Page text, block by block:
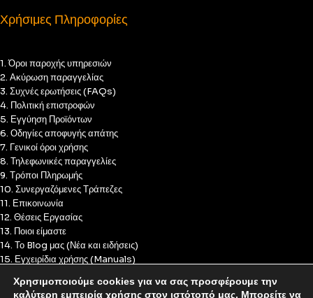
Χρήσιμες Πληροφορίες
1. Όροι παροχής υπηρεσιών
2. Ακύρωση παραγγελίας
3. Συχνές ερωτήσεις (FAQs)
4. Πολιτική επιστροφών
5. Εγγύηση Προϊόντων
6. Οδηγίες αποφυγής απάτης
7. Γενικοί όροι χρήσης
8. Τηλεφωνικές παραγγελίες
9. Τρόποι Πληρωμής
10. Συνεργαζόμενες Τράπεζες
11. Επικοινωνία
12. Θέσεις Εργασίας
13. Ποιοι είμαστε
14. Το Blog μας (Νέα και ειδήσεις)
15. Εγχειρίδια χρήσης (Manuals)
17. Πολιτική Cookies
Χρησιμοποιούμε cookies για να σας προσφέρουμε την
καλύτερη εμπειρία χρήσης στον ιστότοπό μας. Μπορείτε να